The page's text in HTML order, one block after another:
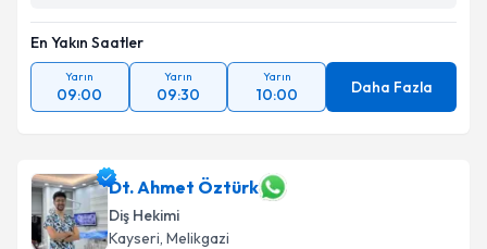
En Yakın Saatler
Yarın
09:00
Yarın
09:30
Yarın
10:00 Daha Fazla
Dt. Ahmet Öztürk
Diş Hekimi
Kayseri, Melikgazi